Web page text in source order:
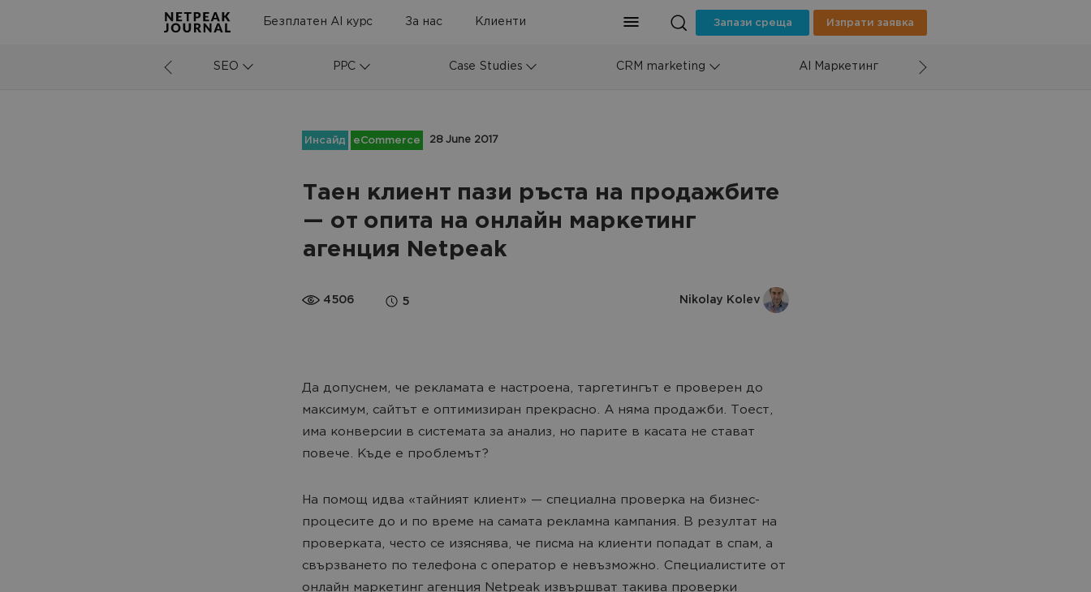
Безплатен AI курс За нас Клиенти Запази среща Изпрати заявка
SEO PPC Case Studies CRM marketing AI Маркетинг
Инсайд eCommerce 28 June 2017
Таен клиент пази ръста на продажбите
— от опита на онлайн маркетинг
агенция Netpeak
4506 5 Nikolay Kolev
Да допуснем, че рекламата е настроена, таргетингът е проверен до
максимум, сайтът е оптимизиран прекрасно. А няма продажби. Тоест,
има конверсии в системата за анализ, но парите в касата не стават
повече. Къде е проблемът?
На помощ идва «тайният клиент» — специална проверка на бизнес-
процесите до и по време на самата рекламна кампания. В резултат на
проверката, често се изяснява, че писма на клиенти попадат в спам, а
свързването по телефона с оператор е невъзможно. Специалистите от
онлайн маркетинг агенция Netpeak извършват такива проверки